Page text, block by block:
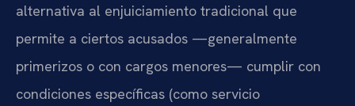
alternativa al enjuiciamiento tradicional que
permite a ciertos acusados —generalmente
primerizos o con cargos menores— cumplir con
condiciones específicas (como servicio